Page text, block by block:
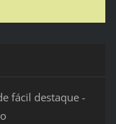
fácil destaque -